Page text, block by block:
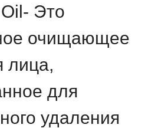
Это
очищающее
лица,
для
удаления